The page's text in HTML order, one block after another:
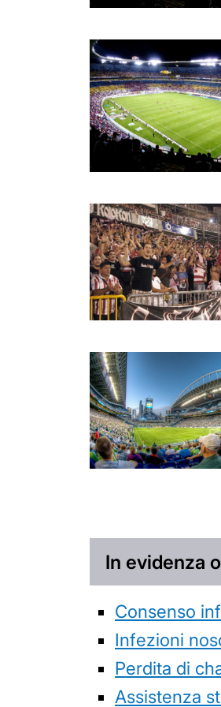
In evidenza
Consenso
Infezioni
Perdita di
Assistenza